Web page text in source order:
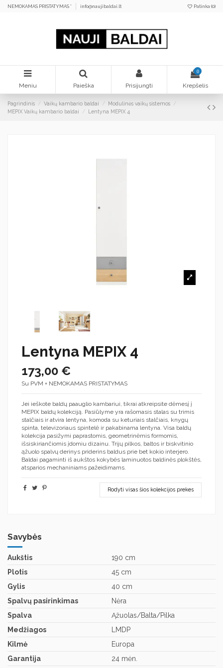
NEMOKAMAS PRISTATYMAS * info@naujibaldai.lt Patinka (0)
Meniu Paieška Prisijungti
0
Krepšelis
Pagrindinis Vaikų kambario baldai
Modulinės vaikų sistemos
MEPIX Vaikų kambario baldai
Lentyna MEPIX 4
Lentyna MEPIX 4
173,00 €
Su PVM + NEMOKAMAS PRISTATYMAS
Jei ieškote baldų paauglio kambariui, tikrai atkreipsite dėmesį į
MEPIX baldų kolekciją. Pasiūlyme yra rašomasis stalas su trimis
stalčiais ir atvira lentyna, komoda su keturiais stalčiais, knygų
spinta, televizoriaus spintelė ir pakabinama lentyna. Visa baldų
kolekcija pasižymi paprastomis, geometrinėmis formomis,
išsiskiriančiomis įdomiu dizainu. Trijų pilkos, baltos ir biskvitinio
ąžuolo spalvų derinys priderins baldus prie bet kokio interjero.
Baldai pagaminti iš aukštos kokybės laminuotos baldinės plokštės,
atsparios mechaniniams pažeidimams.
Rodyti visas šios kolekcijos prekes
Savybės
Aukštis
190 cm
Plotis
45 cm
Gylis
40 cm
Spalvų pasirinkimas
Nėra
Spalva
Ąžuolas/Balta/Pilka
Medžiagos
LMDP
Kilmė
Europa
Garantija
24 mėn.